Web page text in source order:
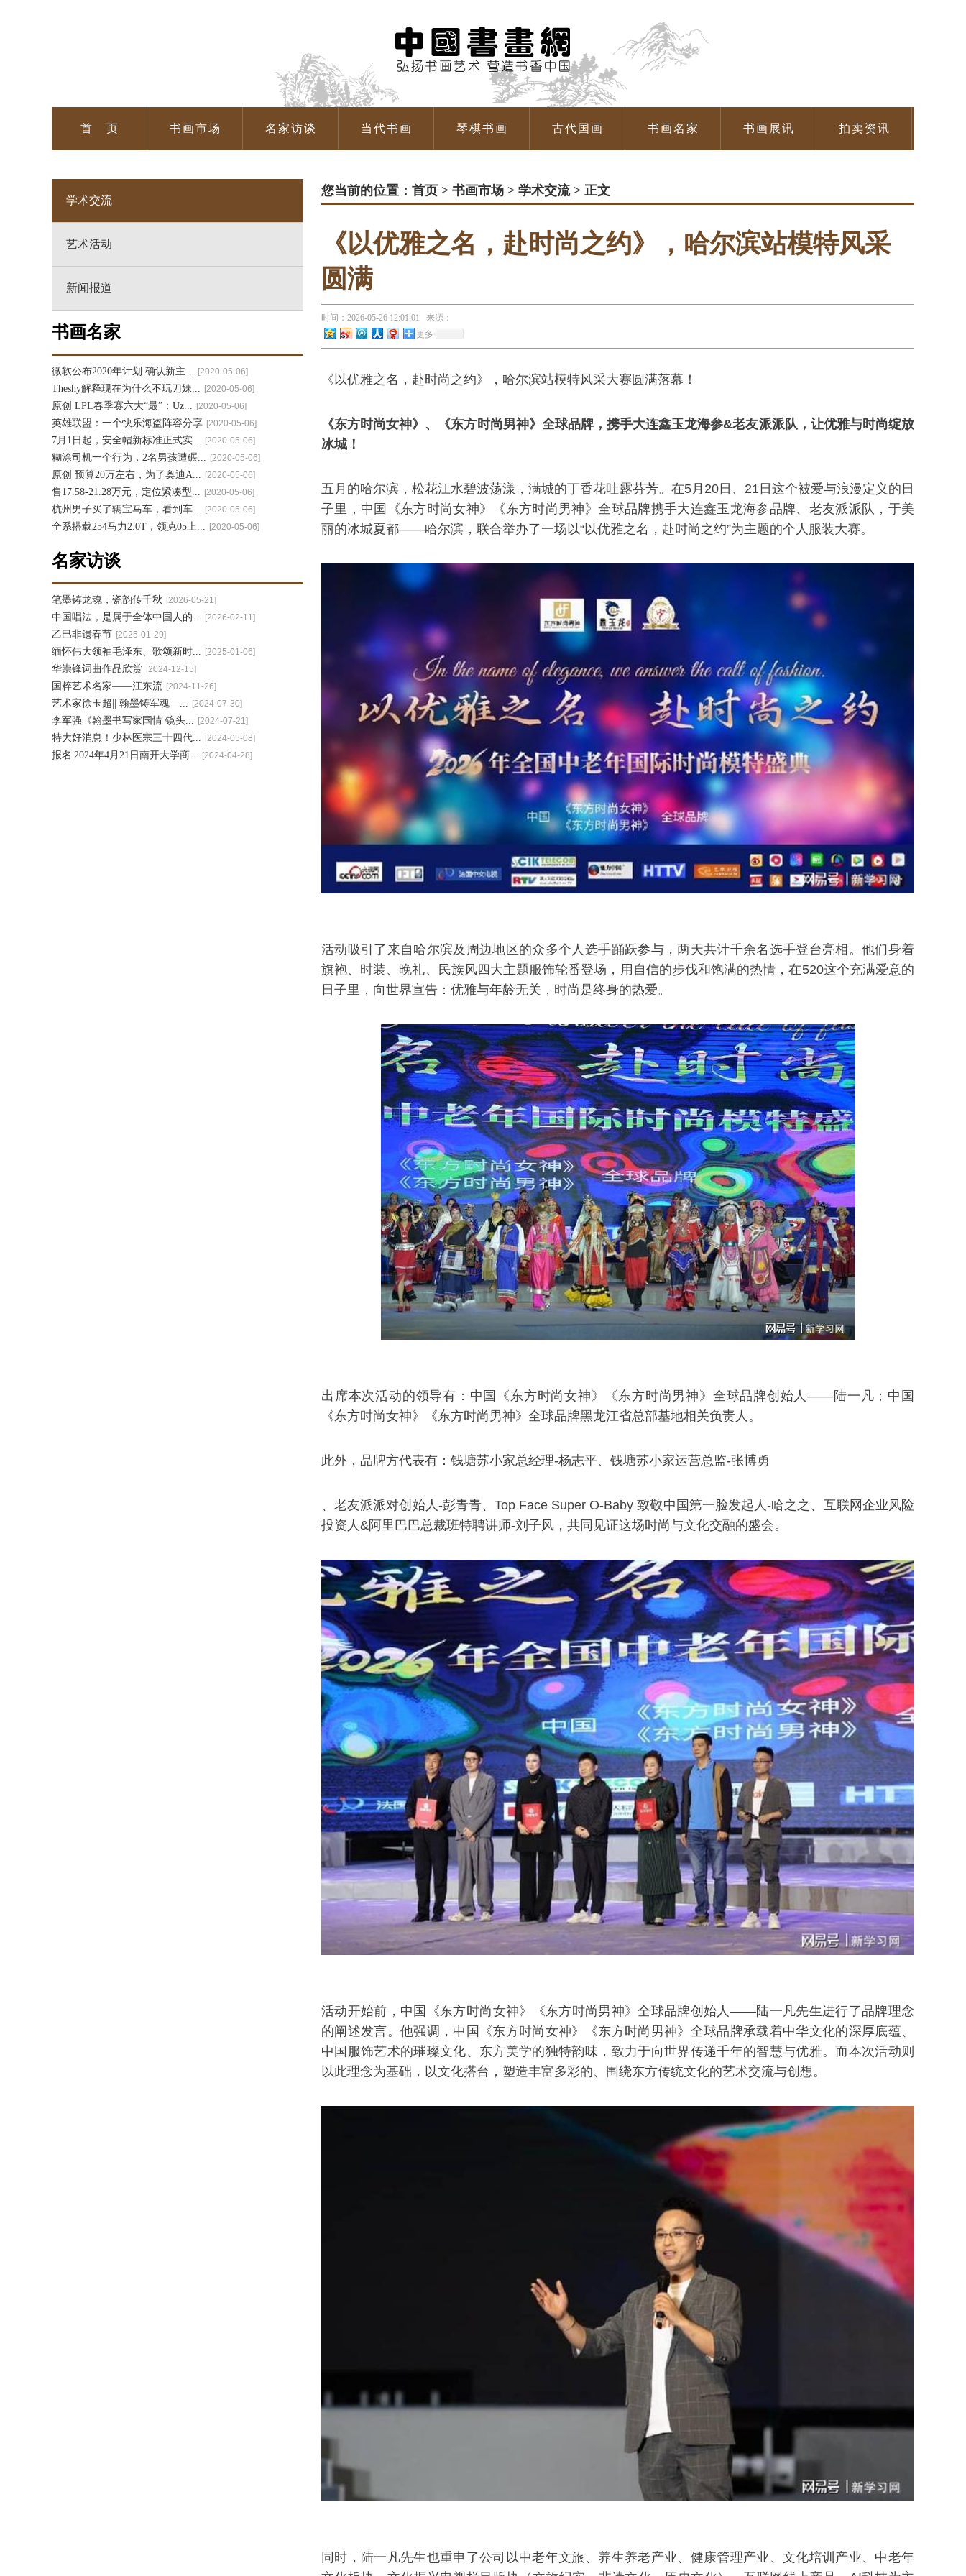
首 页 书画市场 名家访谈 当代书画 琴棋书画 古代国画 书画名家 书画展讯 拍卖资讯
学术交流
艺术活动
新闻报道
书画名家
微软公布2020年计划 确认新主... [2020-05-06]
Theshy解释现在为什么不玩刀妹... [2020-05-06]
原创 LPL春季赛六大“最”：Uz... [2020-05-06]
英雄联盟：一个快乐海盗阵容分享 [2020-05-06]
7月1日起，安全帽新标准正式实... [2020-05-06]
糊涂司机一个行为，2名男孩遭碾... [2020-05-06]
原创 预算20万左右，为了奥迪A... [2020-05-06]
售17.58-21.28万元，定位紧凑型... [2020-05-06]
杭州男子买了辆宝马车，看到车... [2020-05-06]
全系搭载254马力2.0T，领克05上... [2020-05-06]
名家访谈
笔墨铸龙魂，瓷韵传千秋 [2026-05-21]
中国唱法，是属于全体中国人的... [2026-02-11]
乙巳非遗春节 [2025-01-29]
缅怀伟大领袖毛泽东、歌颂新时... [2025-01-06]
华崇锋词曲作品欣赏 [2024-12-15]
国粹艺术名家——江东流 [2024-11-26]
艺术家徐玉超|| 翰墨铸军魂—... [2024-07-30]
李军强《翰墨书写家国情 镜头... [2024-07-21]
特大好消息！少林医宗三十四代... [2024-05-08]
报名|2024年4月21日南开大学商... [2024-04-28]
您当前的位置： 首页 > 书画市场 > 学术交流> 正文
《以优雅之名，赴时尚之约》，哈尔滨站模特风采
圆满
时间：2026-05-26 12:01:01 来源：
更多
《以优雅之名，赴时尚之约》，哈尔滨站模特风采大赛圆满落幕！
《东方时尚女神》、《东方时尚男神》全球品牌，携手大连鑫玉龙海参&老友派派队，让优雅与时尚绽放
冰城！
五月的哈尔滨，松花江水碧波荡漾，满城的丁香花吐露芬芳。在5月20日、21日这个被爱与浪漫定义的日
子里，中国《东方时尚女神》《东方时尚男神》全球品牌携手大连鑫玉龙海参品牌、老友派派队，于美
丽的冰城夏都——哈尔滨，联合举办了一场以“以优雅之名，赴时尚之约”为主题的个人服装大赛。
活动吸引了来自哈尔滨及周边地区的众多个人选手踊跃参与，两天共计千余名选手登台亮相。他们身着
旗袍、时装、晚礼、民族风四大主题服饰轮番登场，用自信的步伐和饱满的热情，在520这个充满爱意的
日子里，向世界宣告：优雅与年龄无关，时尚是终身的热爱。
出席本次活动的领导有：中国《东方时尚女神》《东方时尚男神》全球品牌创始人——陆一凡；中国
《东方时尚女神》《东方时尚男神》全球品牌黑龙江省总部基地相关负责人。
此外，品牌方代表有：钱塘苏小家总经理-杨志平、钱塘苏小家运营总监-张博勇
、老友派派对创始人-彭青青、Top Face Super O-Baby 致敬中国第一脸发起人-哈之之、互联网企业风险
投资人&阿里巴巴总裁班特聘讲师-刘子风，共同见证这场时尚与文化交融的盛会。
活动开始前，中国《东方时尚女神》《东方时尚男神》全球品牌创始人——陆一凡先生进行了品牌理念
的阐述发言。他强调，中国《东方时尚女神》《东方时尚男神》全球品牌承载着中华文化的深厚底蕴、
中国服饰艺术的璀璨文化、东方美学的独特韵味，致力于向世界传递千年的智慧与优雅。而本次活动则
以此理念为基础，以文化搭台，塑造丰富多彩的、围绕东方传统文化的艺术交流与创想。
同时，陆一凡先生也重申了公司以中老年文旅、养生养老产业、健康管理产业、文化培训产业、中老年